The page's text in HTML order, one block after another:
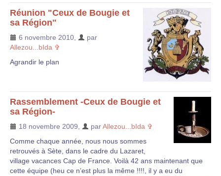
Réunion "Ceux de Bougie et
sa Région"
6 novembre 2010
par
Allezou...bIda ✞
Agrandir le plan
Rassemblement -Ceux de Bougie et
sa Région-
18 novembre 2009 parAllezou...bIda ✞
Comme chaque année, nous nous sommes
retrouvés à Sète, dans le cadre du Lazaret,
village vacances Cap de France. Voilà 42 ans maintenant que
cette équipe (heu ce n’est plus la même !!!!, il y a eu du